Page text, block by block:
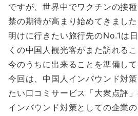
ですが、世界中でワクチンの接
禁の期待が高まり始めてきまし
明けに行きたい旅行先のNo.1は
くの中国人観光客がまた訪れる
今のうちに出来ることを準備して
今回は、中国人インバウンド対
たい口コミサービス「大衆点評
インバウンド対策としての企業